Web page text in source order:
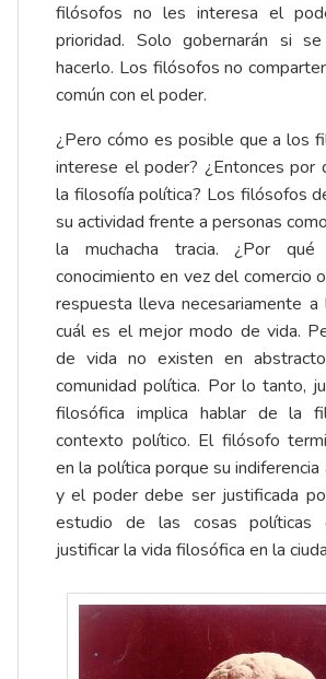
filósofos no les interesa el
prioridad. Solo gobernarán si
hacerlo. Los filósofos no
común con el poder.
¿Pero cómo es posible que a los
interese el poder? ¿Entonces por
la filosofía política? Los filósofos
su actividad frente a personas
la muchacha tracia. ¿Por qué
conocimiento en vez del comercio
respuesta lleva necesariamente
cuál es el mejor modo de vida.
de vida no existen en
comunidad política. Por lo tanto,
filosófica implica hablar de la
contexto político. El filósofo
en la política porque su indiferencia
y el poder debe ser justificada
estudio de las cosas políticas
justificar la vida filosófica en la